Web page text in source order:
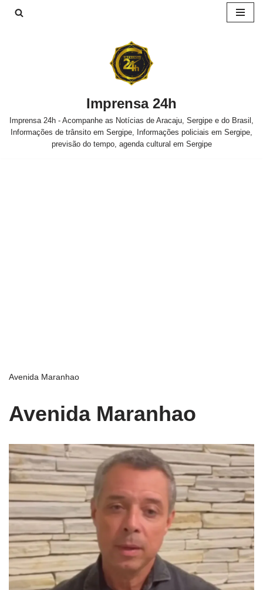
Imprensa 24h
Imprensa 24h - Acompanhe as Notícias de Aracaju, Sergipe e do Brasil,
Informações de trânsito em Sergipe, Informações policiais em Sergipe,
previsão do tempo, agenda cultural em Sergipe
Avenida Maranhao
Avenida Maranhao